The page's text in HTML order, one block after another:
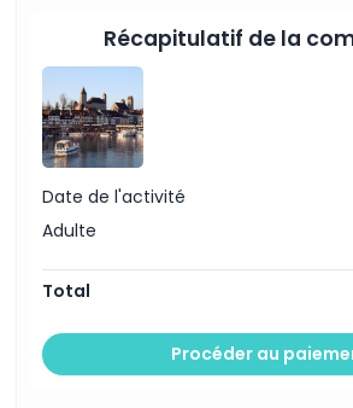
Emplacement
Politique d'annulation
Récapitulatif de la
Date de l'activité
Adulte
Total
Procéder au